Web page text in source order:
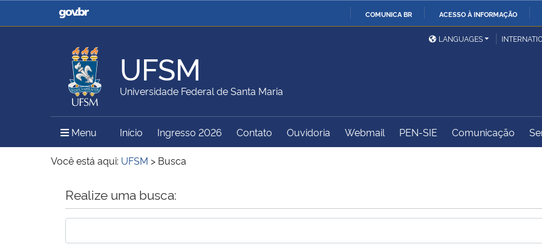
COMUNICA BR ACESSO À INFORMAÇÃO
Casa Civil
Ministério da Justiça e
Ministério da Defesa
Ministério das Relações
Exteriores
Ministério da Agricultura,
Pecuária e Abastecimento
Ministério da Educação
Ministério do Meio Ambiente Ministério do Turismo
Ministério do
Controladoria-Geral da
LANGUAGES
UFSM
Universidade Federal de Santa Maria
Menu Menu Principal do Sítio
Início Ingresso 2026 Contato Ouvidoria Webmail PEN-SIE Comunicação
Você está aqui: UFSM > Busca
Início do conteúdo
Realize uma busca: